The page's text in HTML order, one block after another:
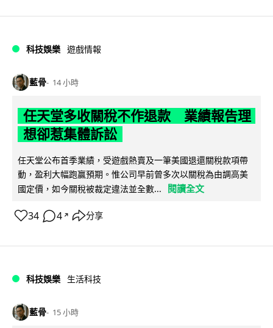
科技娛樂 遊戲情報
藍骨 14 小時
任天堂多收關稅不作退款 業績報告理
想卻惹集體訴訟
任天堂公布首季業績，受遊戲熱賣及一筆美國退還關稅款項帶
動，盈利大幅跑贏預期。惟公司早前曾多次以關稅為由調高美
國定價，如今關稅被裁定違法並全數...
閱讀全文
34 4 ↗ 分享
科技娛樂 生活科技
藍骨 15 小時